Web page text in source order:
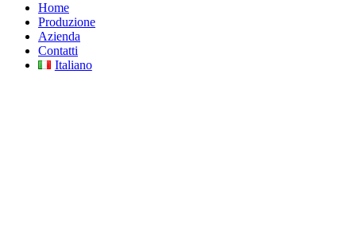
Home
Produzione
Azienda
Contatti
Italiano